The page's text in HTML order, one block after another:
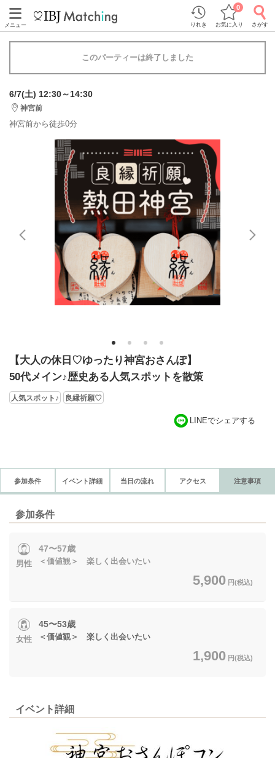
メニュー りれき お気に入り
0
さがす
このパーティーは終了しました
6/7(土) 12:30～14:30
神宮前
神宮前から徒歩0分
1 2 3 4
【大人の休日♡ゆったり神宮おさんぽ】
50代メイン♪歴史ある人気スポットを散策
人気スポット♪ 良縁祈願♡
LINEでシェアする
参加条件 イベント詳細 当日の流れ アクセス 注意事項
参加条件
男性
47〜57歳
＜価値観＞ 楽しく出会いたい
5,900 円(税込)
女性
45〜53歳
＜価値観＞ 楽しく出会いたい
1,900 円(税込)
イベント詳細